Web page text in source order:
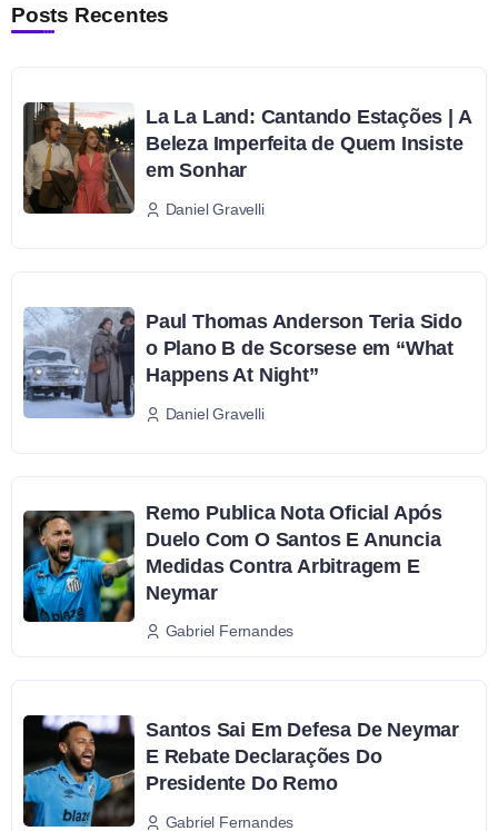
Posts Recentes
La La Land: Cantando Estações | A
Beleza Imperfeita de Quem Insiste
em Sonhar
Daniel Gravelli
Paul Thomas Anderson Teria Sido
o Plano B de Scorsese em “What
Happens At Night”
Daniel Gravelli
Remo Publica Nota Oficial Após
Duelo Com O Santos E Anuncia
Medidas Contra Arbitragem E
Neymar
Gabriel Fernandes
Santos Sai Em Defesa De Neymar
E Rebate Declarações Do
Presidente Do Remo
Gabriel Fernandes